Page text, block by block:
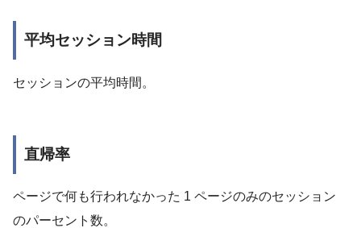
平均セッション時間
セッションの平均時間。
直帰率
ページで何も行われなかった 1 ページのみのセッション
のパーセント数。